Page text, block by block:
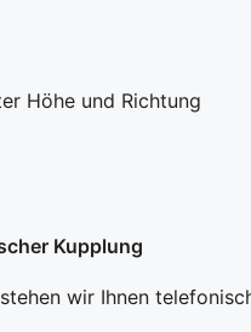
Höhe und Richtung
Kupplung
wir Ihnen